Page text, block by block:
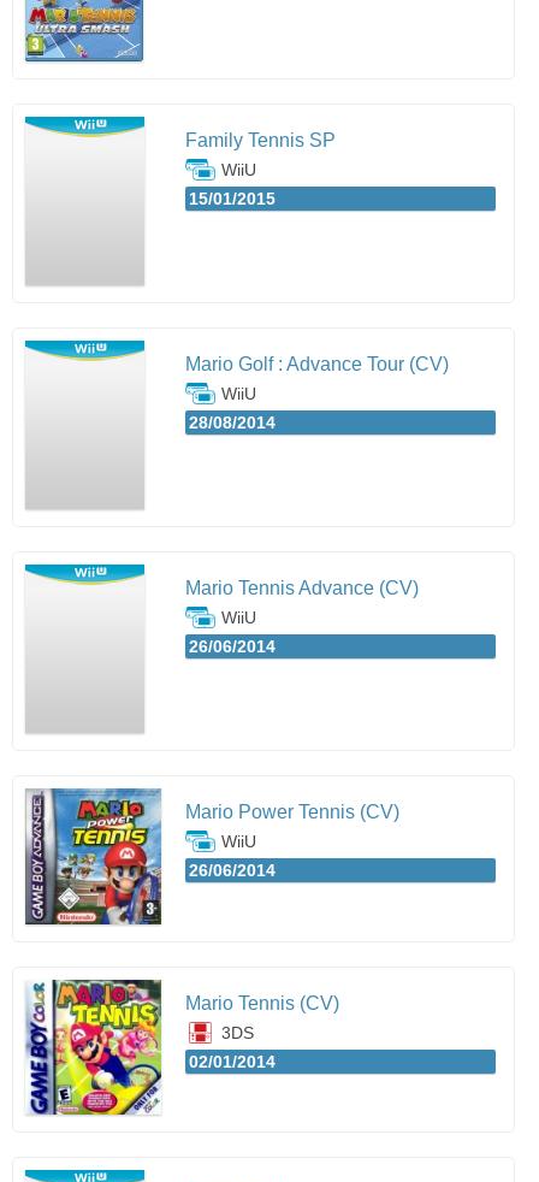
Family Tennis SP
WiiU
15/01/2015
Mario Golf : Advance Tour (CV)
WiiU
28/08/2014
Mario Tennis Advance (CV)
WiiU
26/06/2014
Mario Power Tennis (CV)
WiiU
26/06/2014
Mario Tennis (CV)
3DS
02/01/2014